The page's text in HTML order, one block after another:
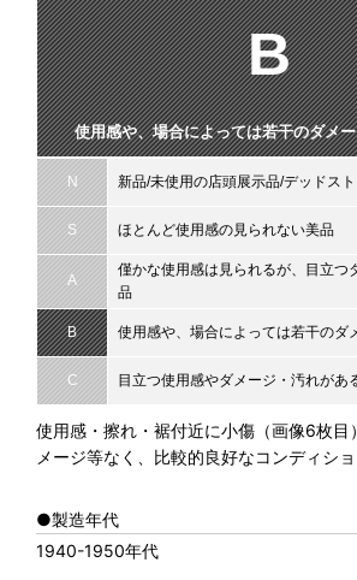
B
使用感や、場合によっては若干のダメ
N 新品/未使用の店頭展示品/デッドス
S ほとんど使用感の見られない美品
A
僅かな使用感は見られるが、目立つ
品
B 使用感や、場合によっては若干のダ
C 目立つ使用感やダメージ・汚れがあ
使用感・擦れ・裾付近に小傷（画像6枚目
メージ等なく、比較的良好なコンディショ
●製造年代
1940-1950年代